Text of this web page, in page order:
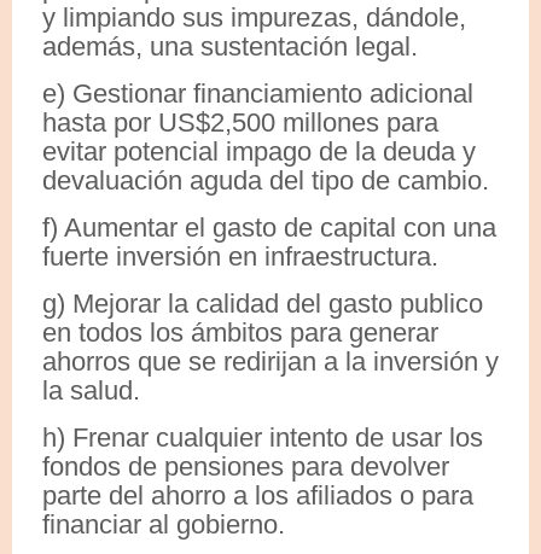
y limpiando sus impurezas, dándole,
además, una sustentación legal.
e) Gestionar financiamiento adicional
hasta por US$2,500 millones para
evitar potencial impago de la deuda y
devaluación aguda del tipo de cambio.
f) Aumentar el gasto de capital con una
fuerte inversión en infraestructura.
g) Mejorar la calidad del gasto publico
en todos los ámbitos para generar
ahorros que se redirijan a la inversión y
la salud.
h) Frenar cualquier intento de usar los
fondos de pensiones para devolver
parte del ahorro a los afiliados o para
financiar al gobierno.